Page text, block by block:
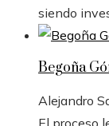
siendo
Begoña
Alejandro
El proceso